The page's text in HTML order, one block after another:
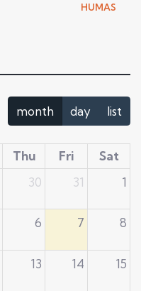
HUMAS
month day list
Thu Fri
Sat
30 31 1
6 7 8
13 14 15